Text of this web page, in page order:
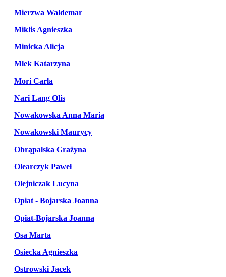
Mierzwa Waldemar
Miklis Agnieszka
Minicka Alicja
Mlek Katarzyna
Mori Carla
Nari Lang Olis
Nowakowska Anna Maria
Nowakowski Maurycy
Obrąpalska Grażyna
Olearczyk Paweł
Olejniczak Lucyna
Opiat - Bojarska Joanna
Opiat-Bojarska Joanna
Osa Marta
Osiecka Agnieszka
Ostrowski Jacek